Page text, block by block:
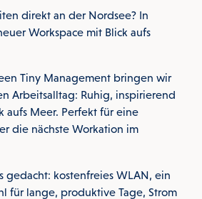
direkt an der Nordsee? In
Workspace mit Blick aufs
Tiny Management bringen wir
Arbeitsalltag: Ruhig, inspirierend
aufs Meer. Perfekt für eine
die nächste Workation im
gedacht: kostenfreies WLAN, ein
für lange, produktive Tage, Strom